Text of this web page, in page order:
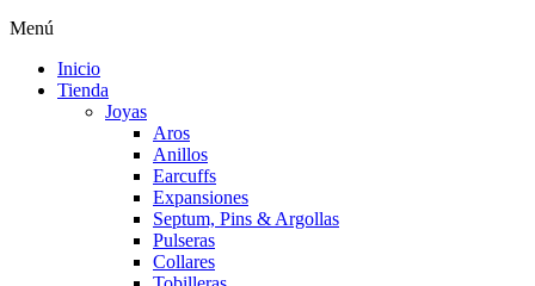
Menú
Inicio
Tienda
Joyas
Aros
Anillos
Earcuffs
Expansiones
Septum, Pins & Argollas
Pulseras
Collares